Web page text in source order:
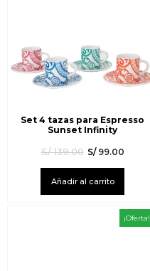
Set 4 tazas para Espresso
Sunset Infinity
S/139.00 S/99.00
Añadir al carrito
¡Oferta!